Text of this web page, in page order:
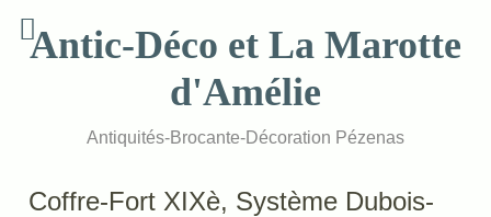
contentAntic-Déco et La Marotte
d'Amélie
Antiquités-Brocante-Décoration Pézenas
Coffre-Fort XIXè, Système Dubois-